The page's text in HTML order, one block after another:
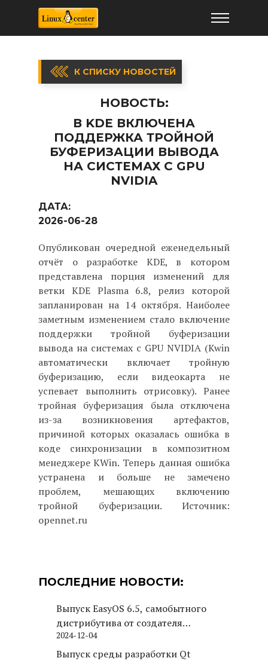
К СПИСКУ НОВОСТЕЙ
НОВОСТЬ:
В KDE ВКЛЮЧЕНА
ПОДДЕРЖКА ТРОЙНОЙ
БУФЕРИЗАЦИИ ВЫВОДА
НА СИСТЕМАХ C GPU
NVIDIA
ДАТА:
2026-06-28
Опубликован очередной еженедельный
отчёт о разработке KDE, в котором
представлена порция изменений для
ветки KDE Plasma 6.8, релиз которой
запланирован на 14 октября. Наиболее
заметным изменением стало включение
поддержки тройной буферизации
вывода на системах c GPU NVIDIA (Kwin
автоматически включает тройную
буферизацию, если видеокарта не
успевает выполнить отрисовку). Ранее
тройная буферизация была отключена
из-за возникновения артефактов,
причиной которых оказалась ошибка в
коде синхронизации в композитном
менеджере KWin. Теперь данная ошибка
устранена и больше не замечено
проблем, мешающих включению
тройной буферизации. Источник:
opennet.ru
ПОСЛЕДНИЕ НОВОСТИ:
Выпуск EasyOS 6.5, самобытного
дистрибутива от создателя
Puppy Linux
2024-12-04
Выпуск среды разработки Qt